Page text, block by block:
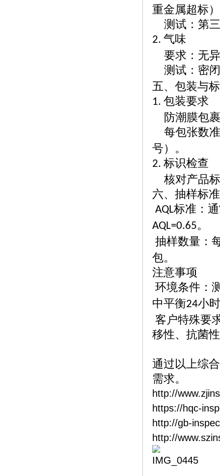
重金属超标
测试：第
2. 气味
要求：无
测试：密
五、包装与
1. 包装要求
防潮膜包
每包张数
号）。
2. 标识检查
核对产品
六、抽样标准
AQL标准：
AQL=0.65。
抽样数量：
包。
注意事项
环境条件：
中平衡24小
客户特殊要
移性、抗菌
通过以上综
需求。
http://
https://hqc-
http://gb-
http://